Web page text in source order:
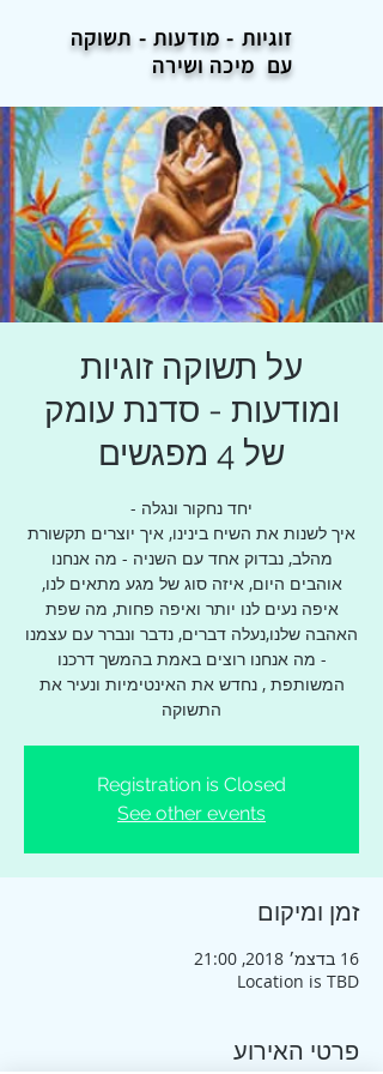
זוגיות - מודעות - תשוקה
עם מיכה ושירה
על תשוקה זוגיות
ומודעות - סדנת עומק
של 4 מפגשים
איך לשנות את השיח בינינו, איך יוצרים תקשורת
מהלב, נבדוק אחד עם השניה - מה אנחנו
אוהבים היום, איזה סוג של מגע מתאים לנו,
איפה נעים לנו יותר ואיפה פחות, מה שפת
האהבה שלנו,נעלה דברים, נדבר ונברר עם עצמנו
- מה אנחנו רוצים באמת בהמשך דרכנו
המשותפת , נחדש את האינטימיות ונעיר את
התשוקה
Registration is Closed
See other events
זמן ומיקום
16 בדצמ׳ 2018, 21:00
Location is TBD
פרטי האירוע